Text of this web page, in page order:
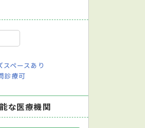
スペースあり
診療可
な医療機関